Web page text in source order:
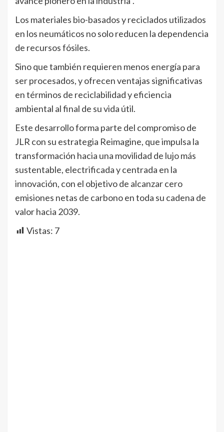
Los materiales bio-basados y reciclados utilizados
en los neumáticos no solo reducen la dependencia
de recursos fósiles.
Sino que también requieren menos energía para
ser procesados, y ofrecen ventajas significativas
en términos de reciclabilidad y eficiencia
ambiental al final de su vida útil.
Este desarrollo forma parte del compromiso de
JLR con su estrategia Reimagine, que impulsa la
transformación hacia una movilidad de lujo más
sustentable, electrificada y centrada en la
innovación, con el objetivo de alcanzar cero
emisiones netas de carbono en toda su cadena de
valor hacia 2039.
Vistas: 7